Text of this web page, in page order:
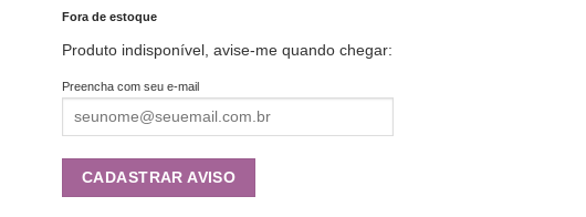
Fora de estoque
Produto indisponível, avise-me quando chegar:
Preencha com seu e-mail